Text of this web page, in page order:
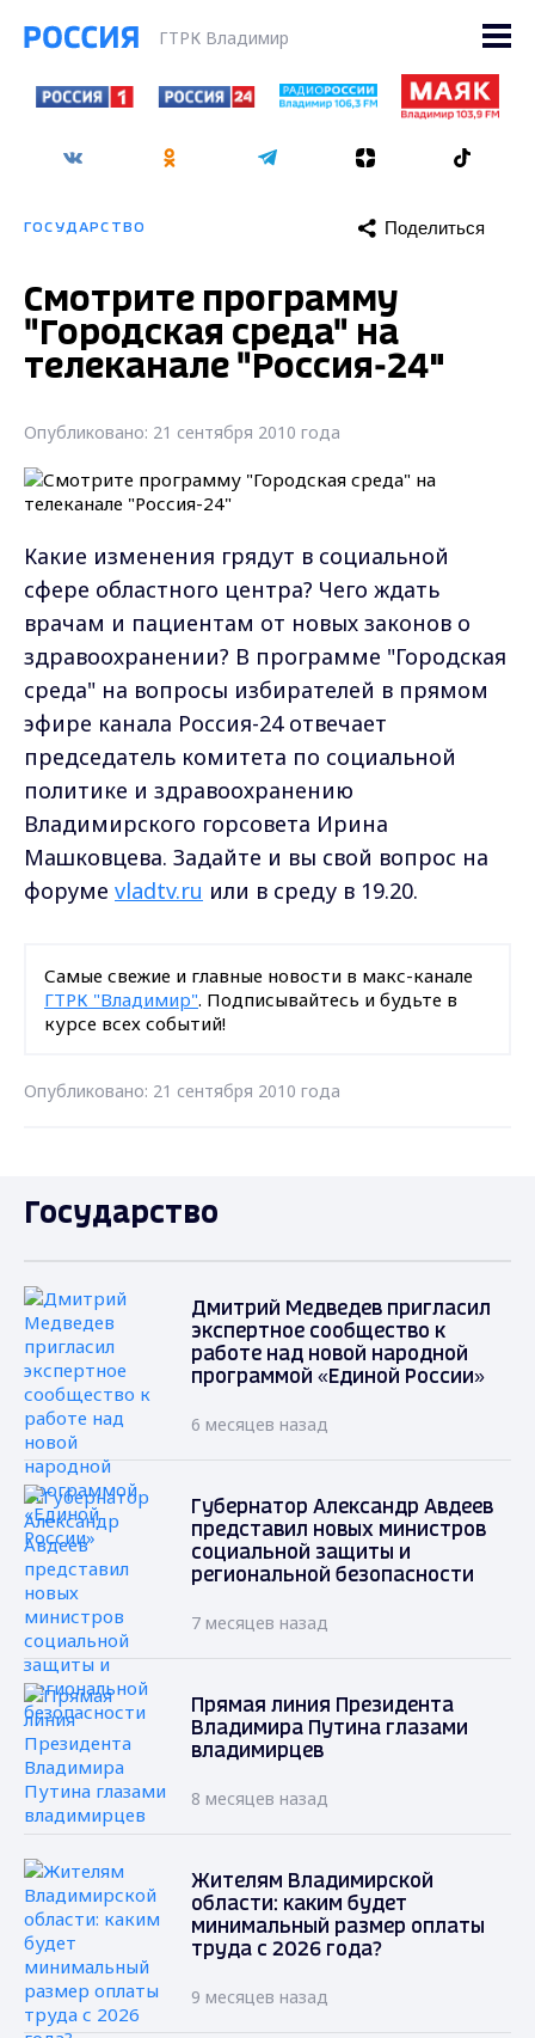
ГТРК Владимир
ГОСУДАРСТВО Поделиться
Смотрите программу
"Городская среда" на
телеканале "Россия-24"
Опубликовано: 21 сентября 2010 года
Какие изменения грядут в социальной
сфере областного центра? Чего ждать
врачам и пациентам от новых законов о
здравоохранении? В программе "Городская
среда" на вопросы избирателей в прямом
эфире канала Россия-24 отвечает
председатель комитета по социальной
политике и здравоохранению
Владимирского горсовета Ирина
Машковцева. Задайте и вы свой вопрос на
форуме vladtv.ru или в среду в 19.20.
Самые свежие и главные новости в макс-канале
ГТРК "Владимир". Подписывайтесь и будьте в
курсе всех событий!
Опубликовано: 21 сентября 2010 года
Государство
Дмитрий Медведев пригласил
экспертное сообщество к
работе над новой народной
программой «Единой России»
6 месяцев назад
Губернатор Александр Авдеев
представил новых министров
социальной защиты и
региональной безопасности
7 месяцев назад
Прямая линия Президента
Владимира Путина глазами
владимирцев
8 месяцев назад
Жителям Владимирской
области: каким будет
минимальный размер оплаты
труда с 2026 года?
9 месяцев назад